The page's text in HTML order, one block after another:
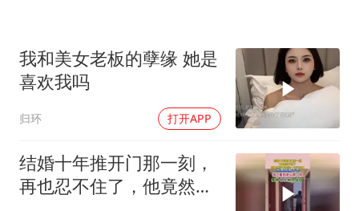
女子利用漏洞0元薅走3000多件家电
24小时不关空调 电费会更低吗
东方甄选被判赔偿江小白30万元
奋进开新局 实干挑大梁
我和美女老板的孽缘 她是
喜欢我吗
归环 打开APP
结婚十年推开门那一刻，
再也忍不住了，他竟然没